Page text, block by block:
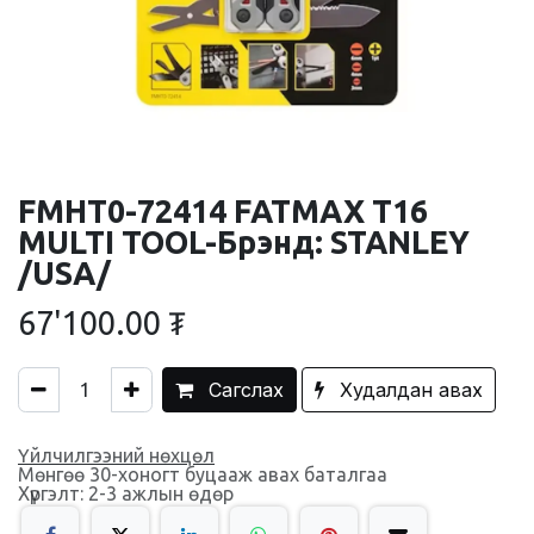
FMHT0-72414 FATMAX T16
MULTI TOOL-Брэнд: STANLEY
/USA/
67'100.00 ₮
Сагслах Худалдан авах
Үйлчилгээний нөхцөл
Мөнгөө 30-хоногт буцааж авах баталгаа
Хүргэлт: 2-3 ажлын өдөр